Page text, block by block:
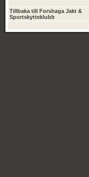
Tillbaka till Forshaga Jakt &
Sportskytteklubb